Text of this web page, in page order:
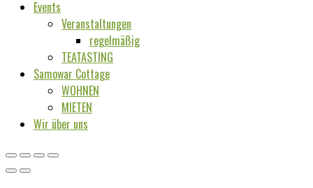
Events
Veranstaltungen
regelmäßig
TEATASTING
Samowar Cottage
WOHNEN
MIETEN
Wir über uns